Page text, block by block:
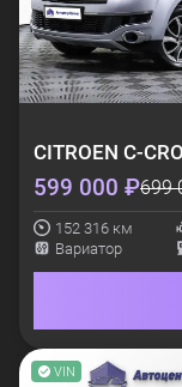
CITROEN C-
599 000 ₽699
152 316 км
Вариатор
VIN